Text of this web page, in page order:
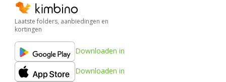
Laatste folders, aanbiedingen en
kortingen
Downloaden in
Downloaden in